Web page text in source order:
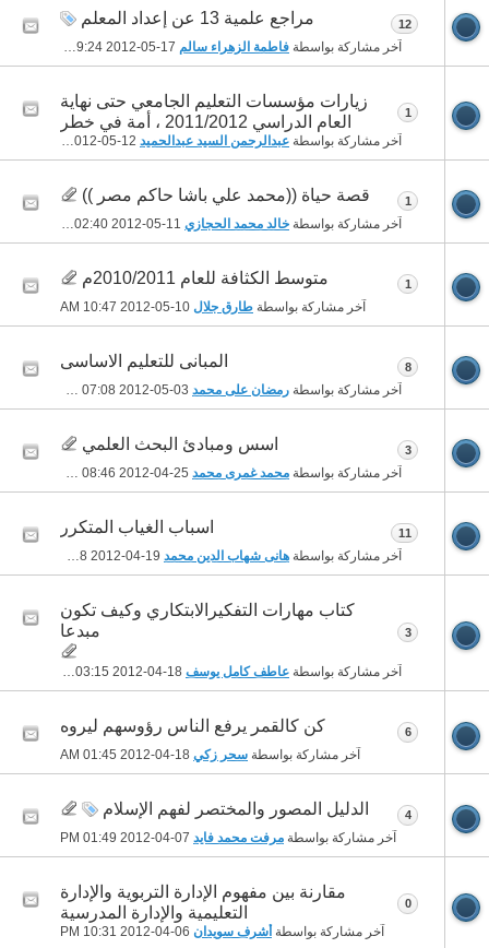
مراجع علمية 13 عن إعداد المعلم
آخر مشاركة بواسطة فاطمة الزهراء سالم 09:24 PM
12
زيارات مؤسسات التعليم الجامعي حتى نهاية
العام الدراسي 2011/2012 ، أمة في خطر
آخر مشاركة بواسطة عبدالرحمن السيد عبدالحميد 03:31 AM
1
قصة حياة ((محمد علي باشا حاكم مصر ))
آخر مشاركة بواسطة خالد محمد الحجازي 02:40 PM
1
متوسط الكثافة للعام 2010/2011م
آخر مشاركة بواسطة طارق جلال 10:47 AM
1
المبانى للتعليم الاساسى
آخر مشاركة بواسطة رمضان على محمد 07:08 PM
8
اسس ومبادئ البحث العلمي
آخر مشاركة بواسطة محمد غمرى محمد 08:46 PM
3
اسباب الغياب المتكرر
آخر مشاركة بواسطة هانى شهاب الدين محمد 06:58 PM
11
كتاب مهارات التفكيرالابتكاري وكيف تكون
مبدعا
آخر مشاركة بواسطة عاطف كامل يوسف 03:15 PM
3
كن كالقمر يرفع الناس رؤوسهم ليروه
آخر مشاركة بواسطة سحر زكي 01:45 AM
6
الدليل المصور والمختصر لفهم الإسلام
آخر مشاركة بواسطة مرفت محمد فايد 01:49 PM
4
مقارنة بين مفهوم الإدارة التربوية والإدارة
التعليمية والإدارة المدرسية
آخر مشاركة بواسطة أشرف سويدان 10:31 PM
0